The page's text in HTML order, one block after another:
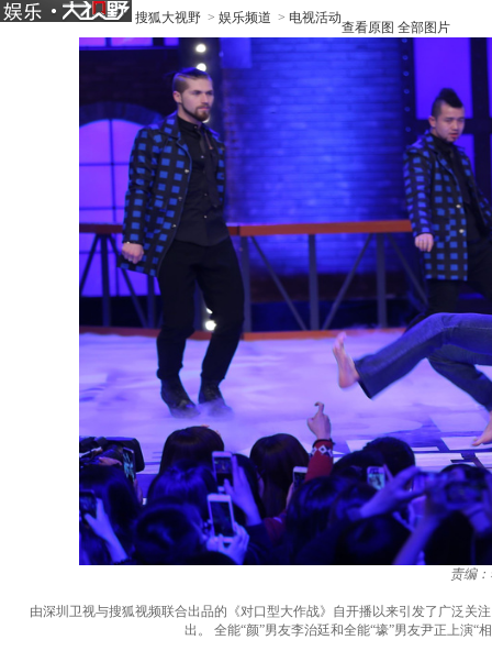
搜狐大视野 > 娱乐频道 > 电视活动
查看原图 全部图片
责编
由深圳卫视与搜狐视频联合出品的《对口型大作战》自开播以来引发了广泛关
出。 全能“颜”男友李治廷和全能“壕”男友尹正上演